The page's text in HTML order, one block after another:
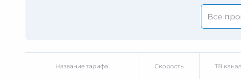
Название тарифа Скорость ТВ